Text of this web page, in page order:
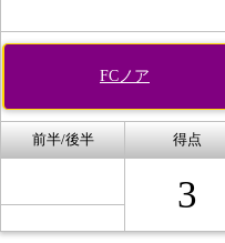
FCノア
前半/後半 得点
3